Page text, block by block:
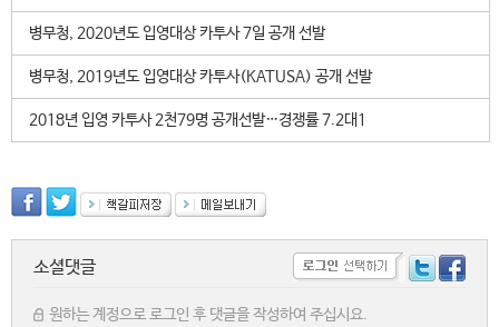
병무청, 2020년도 입영대상 카투사 7일 공개 선발
병무청, 2019년도 입영대상 카투사(KATUSA) 공개 선발
2018년 입영 카투사 2천79명 공개선발…경쟁률 7.2대1
소셜댓글
원하는 계정으로 로그인 후 댓글을 작성하여 주십시요.